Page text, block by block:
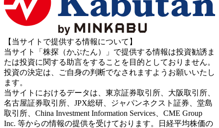
【当サイトで提供する情報について】
当サイト「株探（かぶたん）」で提供する情報は投資勧誘ま
たは投資に関する助言をすることを目的としておりません。
投資の決定は、ご自身の判断でなされますようお願いいたし
ます。
当サイトにおけるデータは、東京証券取引所、大阪取引所、
名古屋証券取引所、JPX総研、ジャパンネクスト証券、堂島
取引所、China Investment Information Services、CME Group
Inc. 等からの情報の提供を受けております。日経平均株価の